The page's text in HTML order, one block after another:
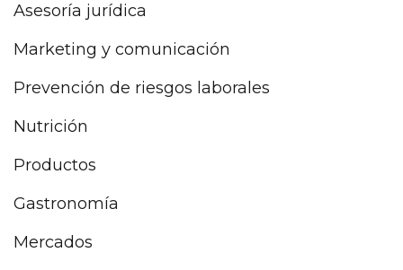
Asesoría jurídica
Marketing y comunicación
Prevención de riesgos laborales
Nutrición
Productos
Gastronomía
Mercados